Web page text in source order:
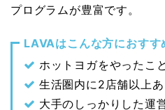
プログラムが豊富です。
LAVAはこんな方におすす
ホットヨガをやったこ
生活圏内に2店舗以上
大手のしっかりした運